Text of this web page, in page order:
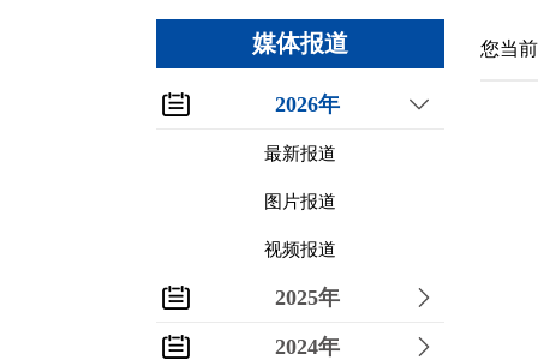
媒体报道
2026年
最新报道
图片报道
视频报道
2025年
2024年
您当